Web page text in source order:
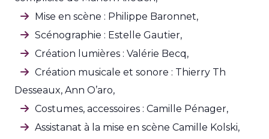
Mise en scène : Philippe Baronnet,
Scénographie : Estelle Gautier,
Création lumières : Valérie Becq,
Création musicale et sonore : Thierry Th
Desseaux, Ann O’aro,
Costumes, accessoires : Camille Pénager,
Assistanat à la mise en scène Camille Kolski,